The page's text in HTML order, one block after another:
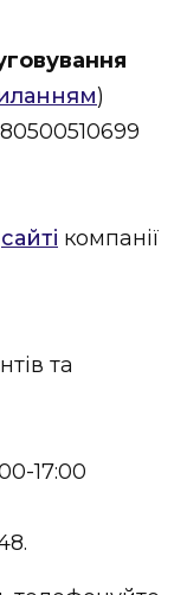
)
сайті компанії
та
17:00